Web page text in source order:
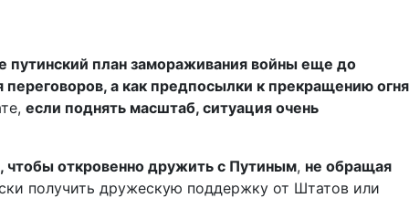
путинский план замораживания войны еще до
переговоров, а как предпосылки к прекращению огня
если поднять масштаб, ситуация очень
чтобы откровенно дружить с Путиным, не обращая
получить дружескую поддержку от Штатов или